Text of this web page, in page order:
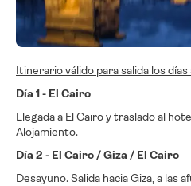
Itinerario válido para salida los
Día 1 - El Cairo
Llegada a El Cairo y traslado al
Alojamiento.
Día 2 - El Cairo / Giza / El Cairo
Desayuno. Salida hacia Giza, a las